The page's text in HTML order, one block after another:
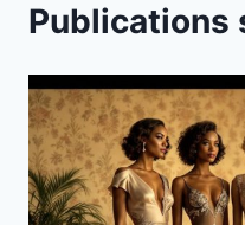
Publications